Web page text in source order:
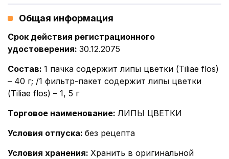
Общая информация
Срок действия регистрационного
удостоверения: 30.12.2075
Состав: 1 пачка содержит липы цветки (Tiliae flos)
– 40 г; /1 фильтр-пакет содержит липы цветки
(Tiliae flos) – 1, 5 г
Торговое наименование: ЛИПЫ ЦВЕТКИ
Условия отпуска: без рецепта
Условия хранения: Хранить в оригинальной